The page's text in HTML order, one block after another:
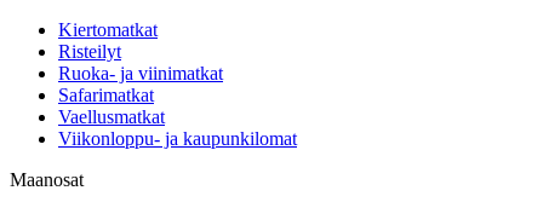
Kiertomatkat
Risteilyt
Ruoka- ja viinimatkat
Safarimatkat
Vaellusmatkat
Viikonloppu- ja kaupunkilomat
Maanosat